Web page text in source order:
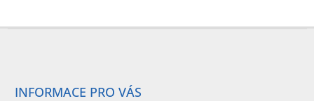
INFORMACE PRO VÁS